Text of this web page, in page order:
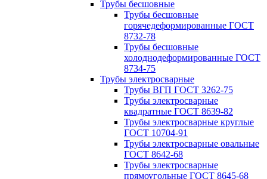
Трубы бесшовные
Трубы бесшовные
горячедеформированные ГОСТ
8732-78
Трубы бесшовные
холоднодеформированные ГОСТ
8734-75
Трубы электросварные
Трубы ВГП ГОСТ 3262-75
Трубы электросварные
квадратные ГОСТ 8639-82
Трубы электросварные круглые
ГОСТ 10704-91
Трубы электросварные овальные
ГОСТ 8642-68
Трубы электросварные
прямоугольные ГОСТ 8645-68